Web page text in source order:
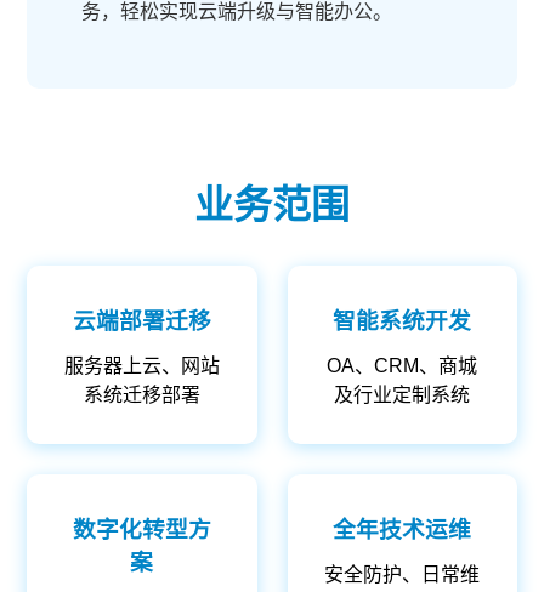
务，轻松实现云端升级与智能办公。
业务范围
云端部署迁移
服务器上云、网站
系统迁移部署
智能系统开发
OA、CRM、商城
及行业定制系统
数字化转型方
案
全年技术运维
安全防护、日常维